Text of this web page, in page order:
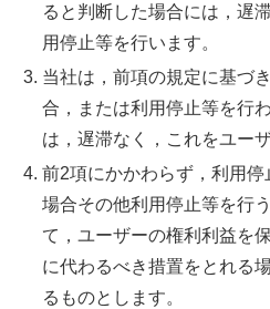
ると判断した場合には，遅
用停止等を行います。
当社は，前項の規定に基づ
合，または利用停止等を行
は，遅滞なく，これをユー
前2項にかかわらず，利用
場合その他利用停止等を行
て，ユーザーの権利利益を
に代わるべき措置をとれる
るものとします。